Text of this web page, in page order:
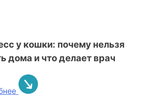
у кошки: почему нельзя
дома и что делает врач